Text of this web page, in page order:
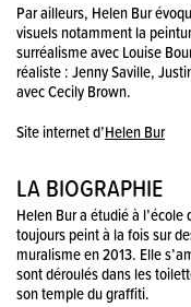
Par ailleurs, Helen Bur
visuels notamment la
surréalisme avec Louise
réaliste : Jenny Saville,
avec Cecily Brown.
Site internet d’Helen Bur
LA BIOGRAPHIE
Helen Bur a étudié à l’école
toujours peint à la fois sur
muralisme en 2013. Elle
sont déroulés dans les
son temple du graffiti.